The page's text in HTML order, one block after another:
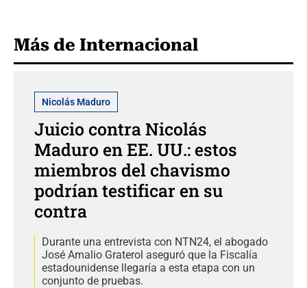
Más de Internacional
Nicolás Maduro
Juicio contra Nicolás
Maduro en EE. UU.: estos
miembros del chavismo
podrían testificar en su
contra
Durante una entrevista con NTN24, el abogado
José Amalio Graterol aseguró que la Fiscalía
estadounidense llegaría a esta etapa con un
conjunto de pruebas.